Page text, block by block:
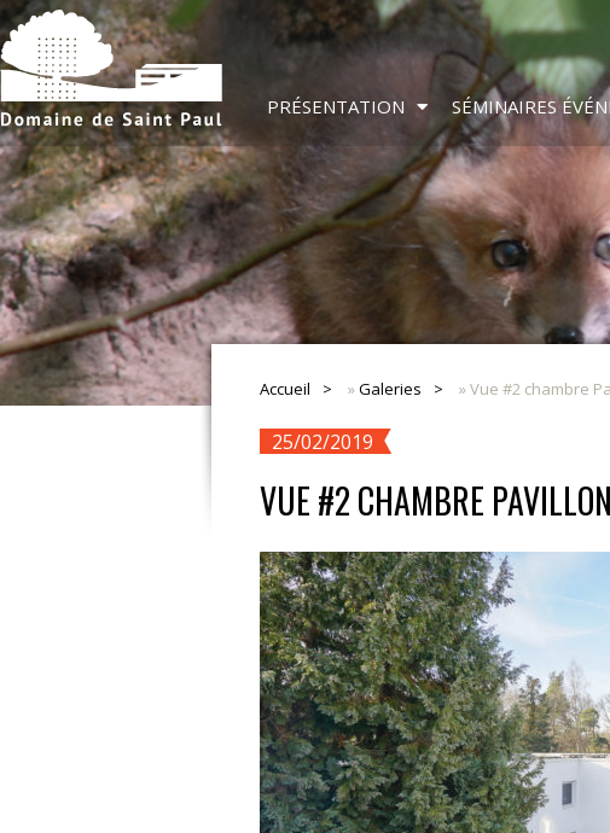
PRÉSENTATION SÉMINAIRES
Accueil »Galeries »Vue #2 chambre
25/02/2019
VUE #2 CHAMBRE